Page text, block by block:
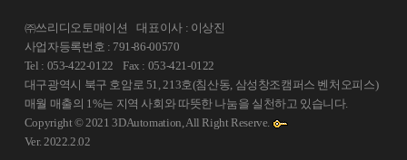
㈜쓰리디오토매이션
대표이사 : 이상진
사업자등록번호 : 791-86-00570
Tel : 053-422-0122
Fax : 053-421-0122
대구광역시 북구 호암로 51, 213호(침산동, 삼성창조캠퍼스 벤처오피스)
매월 매출의 1%는 지역 사회와 따뜻한 나눔을 실천하고 있습니다.
Copyright © 2021 3DAutomation, All Right Reserve.
Ver. 2022.2.02